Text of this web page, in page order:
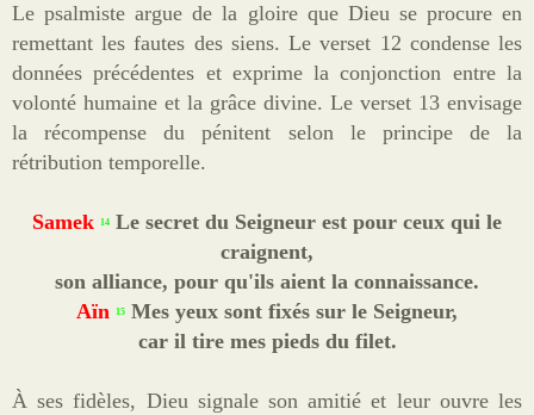
Le psalmiste argue de la gloire que Dieu se procure en
remettant les fautes des siens. Le verset 12 condense les
données précédentes et exprime la conjonction entre la
volonté humaine et la grâce divine. Le verset 13 envisage
la récompense du pénitent selon le principe de la
rétribution temporelle.
Samek 14 Le secret du Seigneur est pour ceux qui le
craignent,
son alliance, pour qu'ils aient la connaissance.
Aïn 15 Mes yeux sont fixés sur le Seigneur,
car il tire mes pieds du filet.
À ses fidèles, Dieu signale son amitié et leur ouvre les